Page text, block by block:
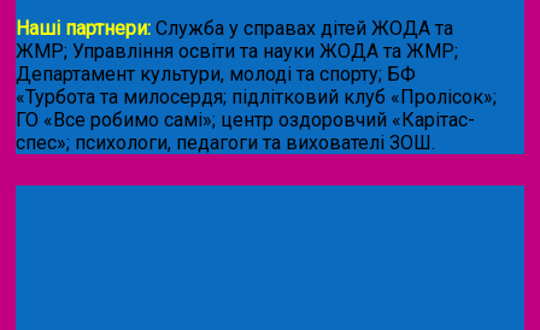
Наші партнери: Служба у справах дітей ЖОДА та
ЖМР; Управління освіти та науки ЖОДА та ЖМР;
Департамент культури, молоді та спорту; БФ
«Турбота та милосердя; підлітковий клуб «Пролісок»;
ГО «Все робимо самі»; центр оздоровчий «Карітас-
спес»; психологи, педагоги та вихователі ЗОШ.